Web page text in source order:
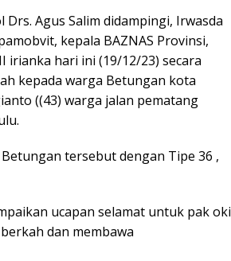
Agus Salim didampingi, Irwasda
kepala BAZNAS Provinsi,
irianka hari ini (19/12/23) secara
kepada warga Betungan kota
((43) warga jalan pematang
tersebut dengan Tipe 36 ,
ucapan selamat untuk pak oki
dan membawa